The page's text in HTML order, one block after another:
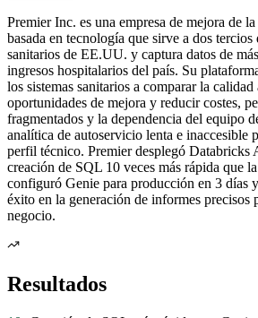
Premier Inc. es una empresa de mejora de
basada en tecnología que sirve a dos tercios
sanitarios de EE.UU. y captura datos de
ingresos hospitalarios del país. Su
los sistemas sanitarios a comparar la
oportunidades de mejora y reducir costes,
fragmentados y la dependencia del equipo
analítica de autoservicio lenta e inaccesible
perfil técnico. Premier desplegó
creación de SQL 10 veces más rápida que
configuró Genie para producción en 3 días
éxito en la generación de informes precisos
negocio.
Resultados